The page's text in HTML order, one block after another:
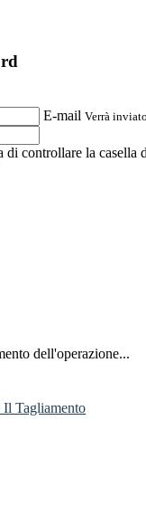
E-mail Verrà
di controllare la casella
dell'operazione...